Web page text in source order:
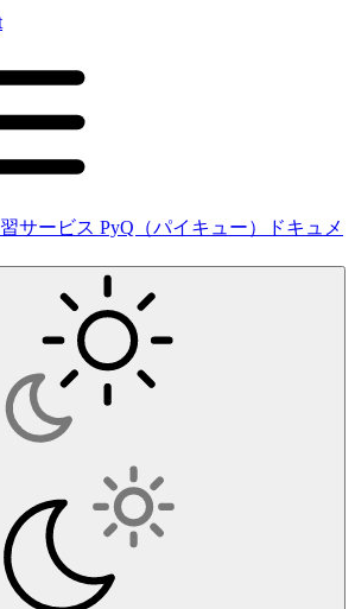
サービス PyQ（パイキュー）ドキュメ